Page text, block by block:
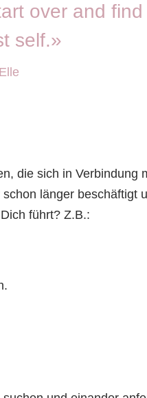
over and
self.»
die sich in Verbindung
länger beschäftigt
führt? Z.B.: